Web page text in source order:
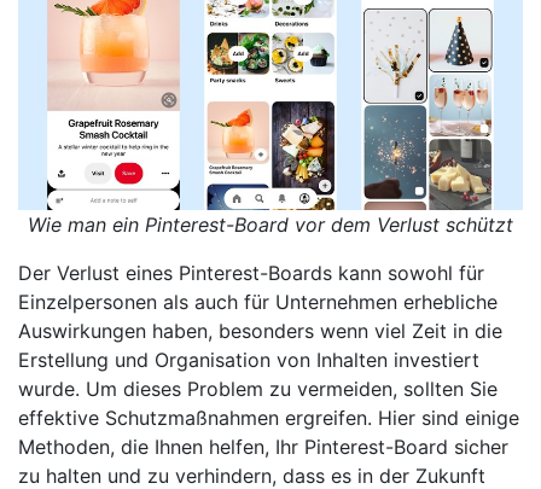
Wie man ein Pinterest-Board vor dem Verlust schützt
Der Verlust eines Pinterest-Boards kann sowohl für
Einzelpersonen als auch für Unternehmen erhebliche
Auswirkungen haben, besonders wenn viel Zeit in die
Erstellung und Organisation von Inhalten investiert
wurde. Um dieses Problem zu vermeiden, sollten Sie
effektive Schutzmaßnahmen ergreifen. Hier sind einige
Methoden, die Ihnen helfen, Ihr Pinterest-Board sicher
zu halten und zu verhindern, dass es in der Zukunft